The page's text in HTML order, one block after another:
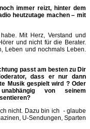
immer reizt, hinter dem
heutzutage machen – mit
Mit Herz, Verstand und
und nicht für die Berater.
Leben und nochmals Leben.
passt am besten zu Dir
dass er nur dann
Musik gespielt wird ? Oder
von seinem
nicht. Dazu bin ich - glaube
U-Sendungen, Sparten